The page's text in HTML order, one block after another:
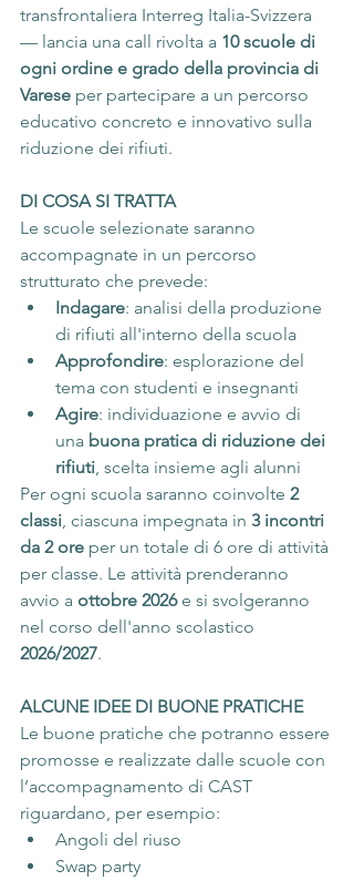
transfrontaliera Interreg Italia-Svizzera
— lancia una call rivolta a 10 scuole di
ogni ordine e grado della provincia di
Varese per partecipare a un percorso
educativo concreto e innovativo sulla
riduzione dei rifiuti.
DI COSA SI TRATTA
Le scuole selezionate saranno
accompagnate in un percorso
strutturato che prevede:
Indagare: analisi della produzione
di rifiuti all'interno della scuola
Approfondire: esplorazione del
tema con studenti e insegnanti
Agire: individuazione e avvio di
una buona pratica di riduzione dei
rifiuti, scelta insieme agli alunni
Per ogni scuola saranno coinvolte 2
classi, ciascuna impegnata in 3 incontri
da 2 ore per un totale di 6 ore di attività
per classe. Le attività prenderanno
avvio a ottobre 2026 e si svolgeranno
nel corso dell'anno scolastico
2026/2027.
ALCUNE IDEE DI BUONE PRATICHE
Le buone pratiche che potranno essere
promosse e realizzate dalle scuole con
l’accompagnamento di CAST
riguardano, per esempio:
Angoli del riuso
Swap party